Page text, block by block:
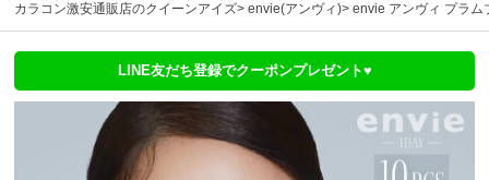
カラコン激安通販店のクイーンアイズ envie(アンヴィ) envie アンヴィ プラム
LINE友だち登録でクーポンプレゼント♥